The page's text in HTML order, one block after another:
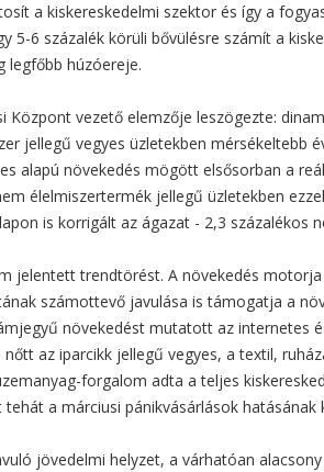
a kiskereskedelmi szektor és így a
5-6 százalék körüli bővülésre számít a
legfőbb húzóereje.
Központ vezető elemzője leszögezte:
jellegű vegyes üzletekben mérsékeltebb
alapú növekedés mögött elsősorban a
élelmiszertermék jellegű üzletekben
is korrigált az ágazat - 2,3 százalékos
jelentett trendtörést. A növekedés
számottevő javulása is támogatja a
növekedést mutatott az internetes
az iparcikk jellegű vegyes, a textil,
forgalom adta a teljes
a márciusi pánikvásárlások
jövedelmi helyzet, a várhatóan